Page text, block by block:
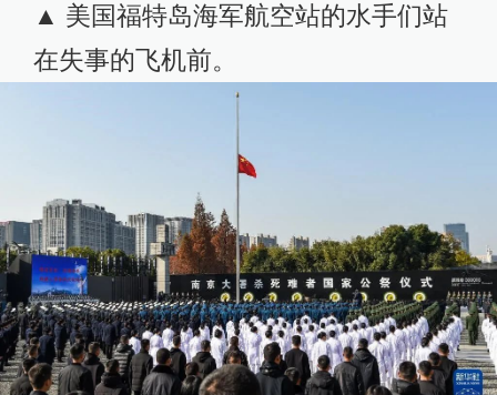
▲ 美国福特岛海军航空站的水手们站
在失事的飞机前。